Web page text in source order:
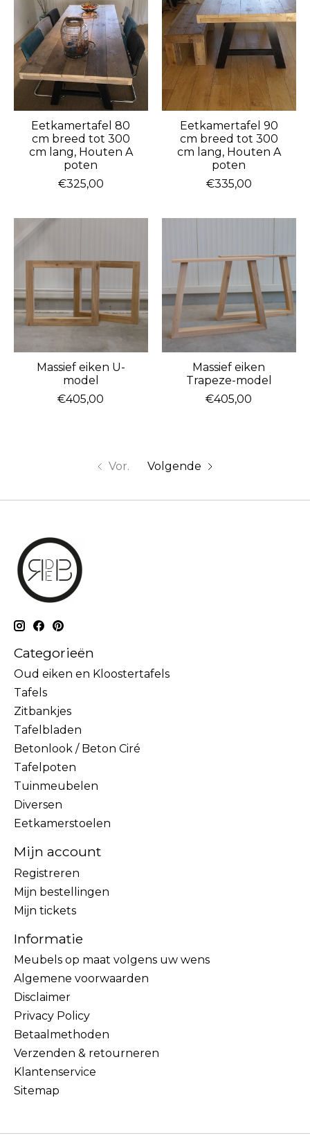
Eetkamertafel 80
cm breed tot 300
cm lang, Houten A
poten
€325,00
Eetkamertafel 90
cm breed tot 300
cm lang, Houten A
poten
€335,00
Massief eiken U-
model
€405,00
Massief eiken
Trapeze-model
€405,00
Vor. Volgende
Categorieën
Oud eiken en Kloostertafels
Tafels
Zitbankjes
Tafelbladen
Betonlook / Beton Ciré
Tafelpoten
Tuinmeubelen
Diversen
Eetkamerstoelen
Mijn account
Registreren
Mijn bestellingen
Mijn tickets
Informatie
Meubels op maat volgens uw wens
Algemene voorwaarden
Disclaimer
Privacy Policy
Betaalmethoden
Verzenden & retourneren
Klantenservice
Sitemap